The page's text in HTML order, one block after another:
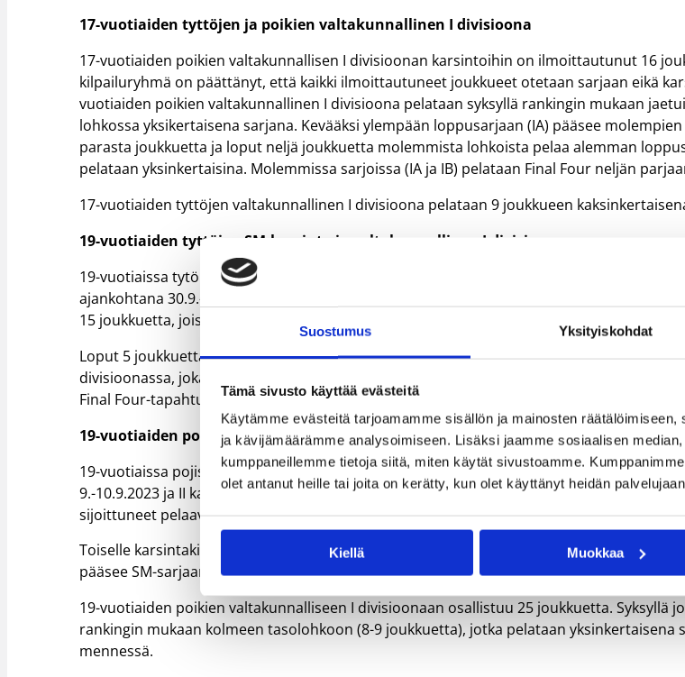
Suostumus Yksityiskohdat
Tämä sivusto käyttää evästeitä
Käytämme evästeitä tarjoamamme sisällön ja mainosten
ja kävijämäärämme analysoimiseen. Lisäksi jaamme sosiaalisen
kumppaneillemme tietoja siitä, miten käytät sivustoamme.
olet antanut heille tai joita on kerätty, kun olet käyttänyt heidän
Kiellä Muokkaa
17-vuotiaiden tyttöjen ja poikien valtakunnallinen I divisioona
17-vuotiaiden poikien valtakunnallisen I divisioonan karsintoihin on ilmoittautunut 16
kilpailuryhmä on päättänyt, että kaikki ilmoittautuneet joukkueet otetaan sarjaan eikä
vuotiaiden poikien valtakunnallinen I divisioona pelataan syksyllä rankingin mukaan
lohkossa yksikertaisena sarjana. Kevääksi ylempään loppusarjaan (IA) pääsee
parasta joukkuetta ja loput neljä joukkuetta molemmista lohkoista pelaa alemman
pelataan yksinkertaisina. Molemmissa sarjoissa (IA ja IB) pelataan Final Four neljän
17-vuotiaiden tyttöjen valtakunnallinen I divisioona pelataan 9 joukkueen
19-vuotiaiden tyttöjen SM-karsinta ja valtakunnallinen I divisioona
19-vuotiaissa tytöissä pelataan yksi karsintakierros, joka pelataan kilpailukalenterin
ajankohtana 30.9.-1.10.2023. Karsinta pelataan viidessä kolmen joukkueen lohkossa.
15 joukkuetta, joista 10 parasta pääsee SM-sarjaan.
Loput 5 joukkuetta ja 10 suoraan I divisioonaan ilmoittautunutta joukkuetta pelaavat
divisioonassa, joka pelataan 15 joukkueen yksinkertaisena sarjana ja runkosarjan
Final Four-tapahtuma.
19-vuotiaiden poikien SM-karsinta ja valtakunnallinen I divisioona
19-vuotiaissa pojissa pelataan kaksi karsintakierrosta kilpailukalenterin mukaisina
9.-10.9.2023 ja II karsinta 30.9.-1.10.2023. Karsintaa osallistuu 23 joukkuetta, joista
sijoittuneet pelaavat I karsinnassa, josta neljä joukkuetta pääsee II karsintakierrokselle.
Toiselle karsintakierrokselle pelataan viidessä neljän joukkueen lohkossa cup-
pääsee SM-sarjaan.
19-vuotiaiden poikien valtakunnalliseen I divisioonaan osallistuu 25 joukkuetta. Syksyllä
rankingin mukaan kolmeen tasolohkoon (8-9 joukkuetta), jotka pelataan yksinkertaisena
mennessä.